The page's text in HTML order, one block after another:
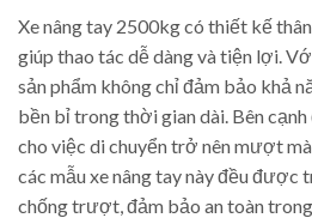
Xe nâng tay 2500kg có thiết kế
giúp thao tác dễ dàng và tiện lợi.
sản phẩm không chỉ đảm bảo khả
bền bỉ trong thời gian dài. Bên cạnh
cho việc di chuyển trở nên mượt
các mẫu xe nâng tay này đều được
chống trượt, đảm bảo an toàn